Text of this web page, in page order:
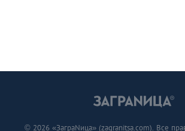
© 2026 «ЗаграNица» (zagranitsa.com). Все